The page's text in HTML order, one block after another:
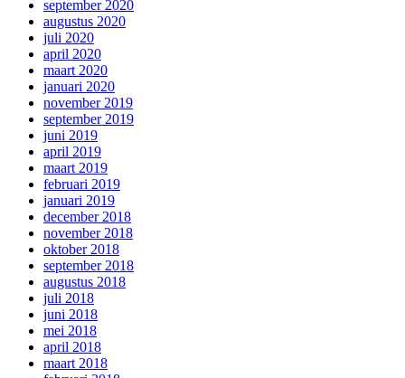
september 2020
augustus 2020
juli 2020
april 2020
maart 2020
januari 2020
november 2019
september 2019
juni 2019
april 2019
maart 2019
februari 2019
januari 2019
december 2018
november 2018
oktober 2018
september 2018
augustus 2018
juli 2018
juni 2018
mei 2018
april 2018
maart 2018